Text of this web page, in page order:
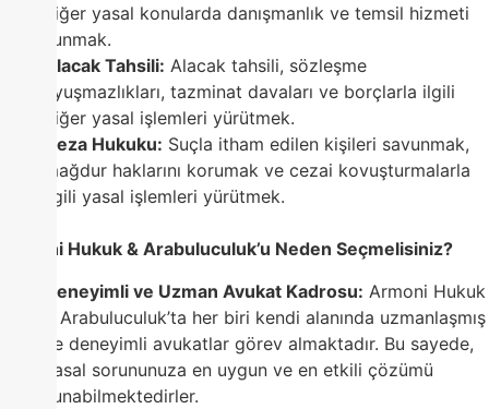
diğer yasal konularda danışmanlık ve temsil hizmeti
sunmak.
Alacak Tahsili: Alacak tahsili, sözleşme
uyuşmazlıkları, tazminat davaları ve borçlarla ilgili
diğer yasal işlemleri yürütmek.
Ceza Hukuku: Suçla itham edilen kişileri savunmak,
mağdur haklarını korumak ve cezai kovuşturmalarla
ilgili yasal işlemleri yürütmek.
Armoni Hukuk & Arabuluculuk’u Neden Seçmelisiniz?
Deneyimli ve Uzman Avukat Kadrosu: Armoni Hukuk
& Arabuluculuk’ta her biri kendi alanında uzmanlaşmış
ve deneyimli avukatlar görev almaktadır. Bu sayede,
yasal sorununuza en uygun ve en etkili çözümü
sunabilmektedirler.